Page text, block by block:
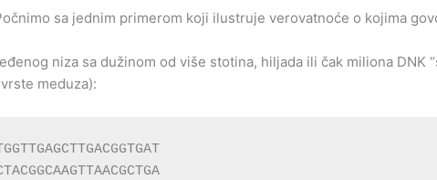
sa jednim primerom koji ilustruje verovatnoće o kojima
niza sa dužinom od više stotina, hiljada ili čak miliona DNK
meduza):